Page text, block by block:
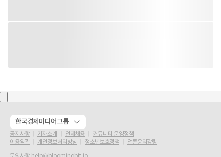
한국경제미디어그룹
공지사항 기자소개 인재채용
커뮤니티 운영정책
이용약관
개인정보처리방침 청소년보호정책
언론윤리강령
문의사항 help@bloomingbit.io